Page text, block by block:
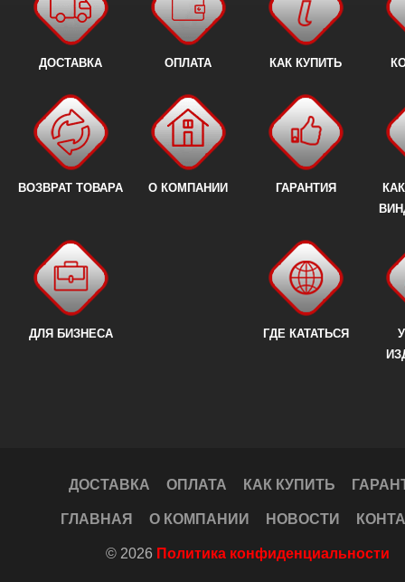
ДОСТАВКА ОПЛАТА КАК КУПИТЬ
ВОЗВРАТ ТОВАРА О КОМПАНИИ ГАРАНТИЯ
ДЛЯ БИЗНЕСА ГДЕ КАТАТЬСЯ
ДОСТАВКА ОПЛАТА КАК КУПИТЬ
ГЛАВНАЯ О КОМПАНИИ НОВОСТИ
© 2026 Политика конфиденциальности